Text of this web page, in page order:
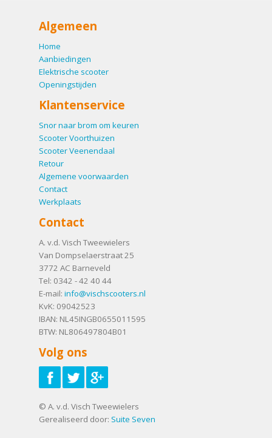
Algemeen
Home
Aanbiedingen
Elektrische scooter
Openingstijden
Klantenservice
Snor naar brom om keuren
Scooter Voorthuizen
Scooter Veenendaal
Retour
Algemene voorwaarden
Contact
Werkplaats
Contact
A. v.d. Visch Tweewielers
Van Dompselaerstraat 25
3772 AC Barneveld
Tel: 0342 - 42 40 44
E-mail: info@vischscooters.nl
KvK: 09042523
IBAN: NL45INGB0655011595
BTW: NL806497804B01
Volg ons
© A. v.d. Visch Tweewielers
Gerealiseerd door: Suite Seven